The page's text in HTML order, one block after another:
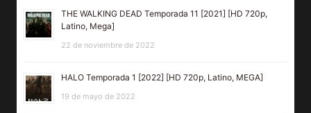
THE WALKING DEAD Temporada 11 [2021] [HD 720p,
Latino, Mega]
22 de noviembre de 2022
HALO Temporada 1 [2022] [HD 720p, Latino, MEGA]
19 de mayo de 2022